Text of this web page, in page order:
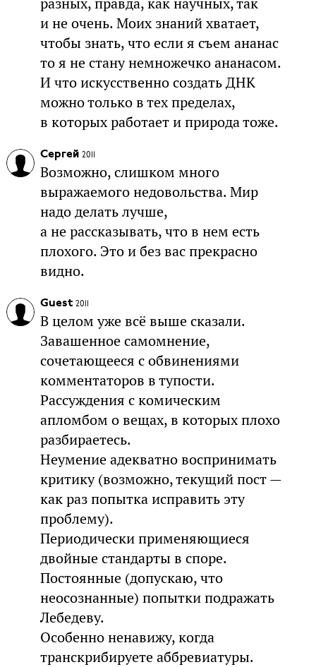
и не очень. Моих знаний хватает,
чтобы знать, что если я съем ананас
то я не стану немножечко ананасом.
И что искусственно создать ДНК
можно только в тех пределах,
в которых работает и природа тоже.
Сергей 2011
Возможно, слишком много
выражаемого недовольства. Мир
надо делать лучше,
а не рассказывать, что в нем есть
плохого. Это и без вас прекрасно
видно.
Guest 2011
В целом уже всё выше сказали.
Завашенное самомнение,
сочетающееся с обвинениями
комментаторов в тупости.
Рассуждения с комическим
апломбом о вещах, в которых плохо
разбираетесь.
Неумение адекватно воспринимать
критику (возможно, текущий пост —
как раз попытка исправить эту
проблему).
Периодически применяющиеся
двойные стандарты в споре.
Постоянные (допускаю, что
неосознанные) попытки подражать
Лебедеву.
Особенно ненавижу, когда
транскрибируете аббревиатуры.